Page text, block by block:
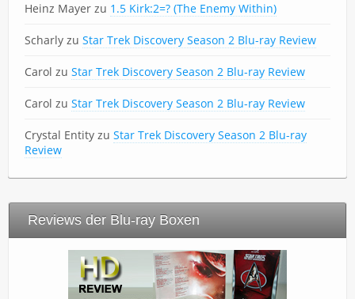
Heinz Mayer zu 1.5 Kirk:2=? (The Enemy Within)
Scharly zu Star Trek Discovery Season 2 Blu-ray Review
Carol zu Star Trek Discovery Season 2 Blu-ray Review
Carol zu Star Trek Discovery Season 2 Blu-ray Review
Crystal Entity zu Star Trek Discovery Season 2 Blu-ray
Review
Reviews der Blu-ray Boxen